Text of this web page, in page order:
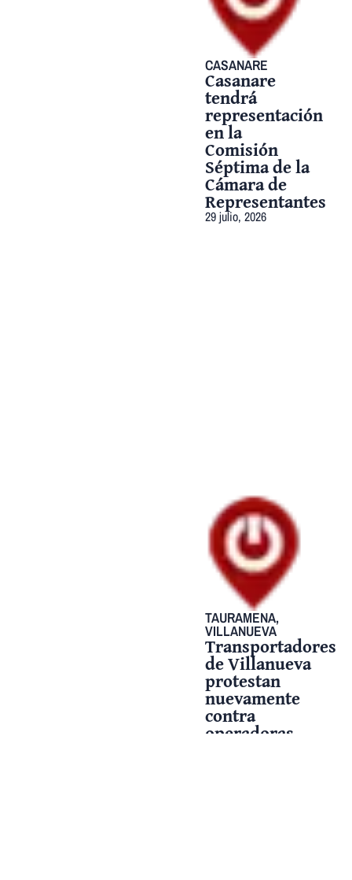
CASANARE
Casanare
tendrá
representación
en la
Comisión
Séptima de la
Cámara de
Representantes
29 julio, 2026
TAURAMENA,
VILLANUEVA
Transportadores
de Villanueva
protestan
nuevamente
contra
operadoras